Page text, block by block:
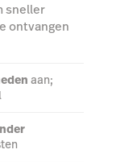
sneller
ontvangen
aan;